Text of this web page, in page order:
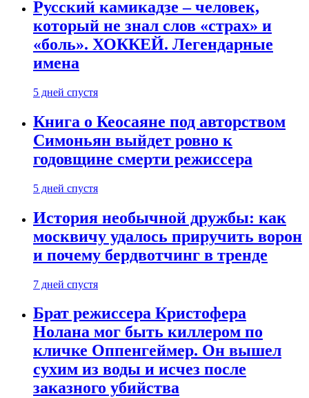
Русский камикадзе – человек,
который не знал слов «страх» и
«боль». ХОККЕЙ. Легендарные
имена
5 дней спустя
Книга о Кеосаяне под авторством
Симоньян выйдет ровно к
годовщине смерти режиссера
5 дней спустя
История необычной дружбы: как
москвичу удалось приручить ворон
и почему бердвотчинг в тренде
7 дней спустя
Брат режиссера Кристофера
Нолана мог быть киллером по
кличке Оппенгеймер. Он вышел
сухим из воды и исчез после
заказного убийства